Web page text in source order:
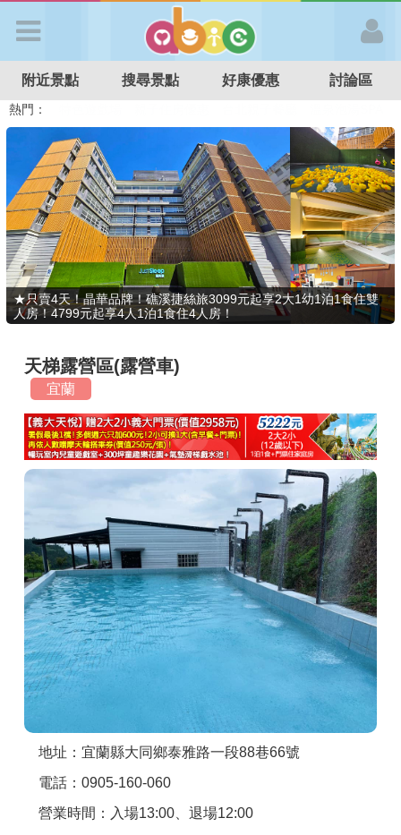
APP登入
首 頁
搜尋景點
好康優惠
最新消息
最新留言
商家合作
討論區
聯絡我們
APP下載
附近景點 搜尋景點 好康優惠 討論區
熱門：
特色遊戲場
親子住房優惠 台北親子餐廳 溫泉泡湯SPA
★只賣4天！晶華品牌！礁溪捷絲旅3099元起享2大1幼1泊1食住雙
人房！4799元起享4人1泊1食住4人房！
天梯露營區(露營車)
宜蘭
地址：宜蘭縣大同鄉泰雅路一段88巷66號
電話：0905-160-060
營業時間：入場13:00、退場12:00